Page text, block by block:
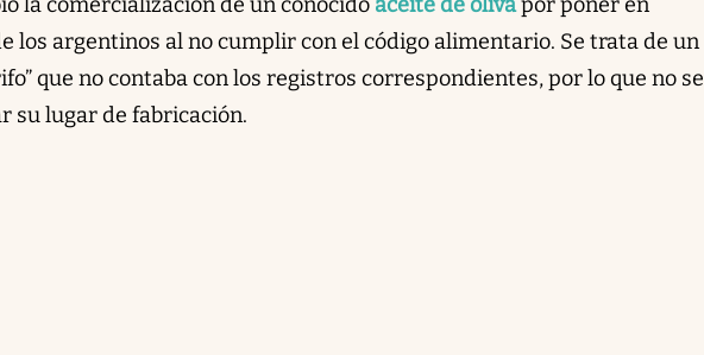
los argentinos al no cumplir con el código alimentario. Se trata de un
que no contaba con los registros correspondientes, por lo que no se
su lugar de fabricación.